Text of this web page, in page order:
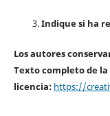
Indique si ha
Los autores
Texto completo de la
licencia: https://